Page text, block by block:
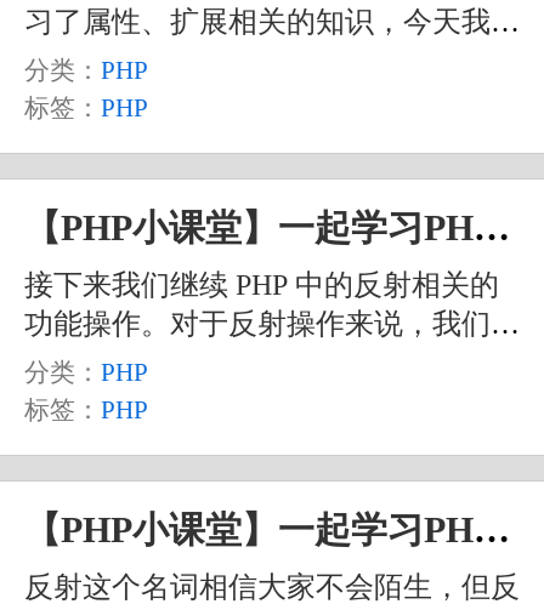
习了属性、扩展相关的知识，今天我们
要学习的是整个 ReflectionClass 对象中
剩余的一些方法以及对于反射的类中的
分类： PHP
标签： PHP
【PHP小课堂】一起学习PHP中的反射（二）
接下来我们继续 PHP 中的反射相关的
功能操作。对于反射操作来说，我们主
要是要获取类或者对象中的那些已定义
的数据信息，这些信息如果不通过反射
的，通过反射功能，就可以方便地对一
个类或对象进行剖析，从而帮助我们实
现各种功能。
分类： PHP
标签： PHP
【PHP小课堂】一起学习PHP中的反射（一）
反射这个名词相信大家不会陌生，但反